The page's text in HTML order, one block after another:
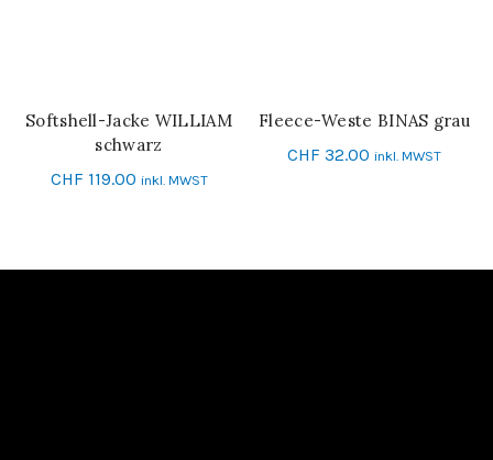
SCHNELL-EINKAUF
Softshell-Jacke WILLIAM
schwarz
CHF 119.00 inkl. MWST
SCHNELL-EINKAUF
Fleece-Weste BINAS grau
CHF 32.00 inkl. MWST